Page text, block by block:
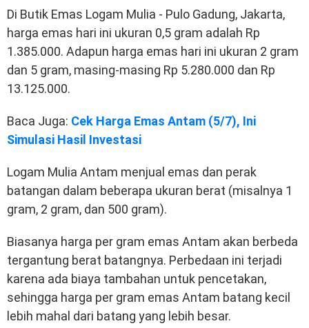
Di Butik Emas Logam Mulia - Pulo Gadung, Jakarta,
harga emas hari ini ukuran 0,5 gram adalah Rp
1.385.000. Adapun harga emas hari ini ukuran 2 gram
dan 5 gram, masing-masing Rp 5.280.000 dan Rp
13.125.000.
Baca Juga: Cek Harga Emas Antam (5/7), Ini
Simulasi Hasil Investasi
Logam Mulia Antam menjual emas dan perak
batangan dalam beberapa ukuran berat (misalnya 1
gram, 2 gram, dan 500 gram).
Biasanya harga per gram emas Antam akan berbeda
tergantung berat batangnya. Perbedaan ini terjadi
karena ada biaya tambahan untuk pencetakan,
sehingga harga per gram emas Antam batang kecil
lebih mahal dari batang yang lebih besar.